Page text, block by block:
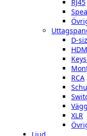
RJ45
D-
RCA
XLR